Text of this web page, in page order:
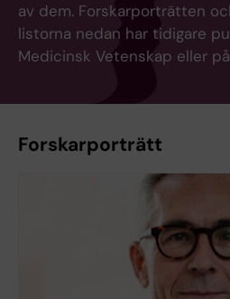
av dem. Forskarporträtten
listorna nedan har tidigare
Medicinsk Vetenskap eller
Forskarporträtt